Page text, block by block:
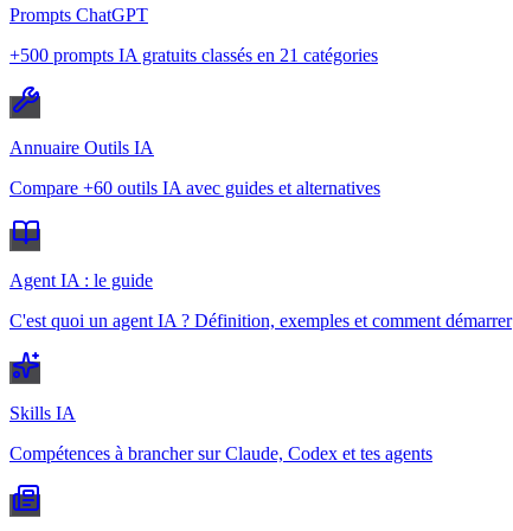
Prompts ChatGPT
+500 prompts IA gratuits classés en 21 catégories
Annuaire Outils IA
Compare +60 outils IA avec guides et alternatives
Agent IA : le guide
C'est quoi un agent IA ? Définition, exemples et comment démarrer
Skills IA
Compétences à brancher sur Claude, Codex et tes agents